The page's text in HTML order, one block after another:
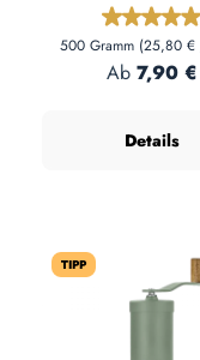
500 Gramm (25,80
Gramm)
Regulärer
Ab 7,90 €
Details
TIPP